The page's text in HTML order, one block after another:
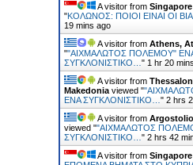
A visitor from Singapore
"ΚΟΛΩΝΟΣ: ΠΟΙΟΙ ΕΙΝΑΙ ΟΙ
19 mins ago
A visitor from Athens,
""ΑΙΧΜΑΛΩΤΟΣ ΠΟΛΕΜΟΥ"
ΣΥΓΚΛΟΝΙΣΤΙΚΟ… " 1 hr 20
A visitor from
Makedonia viewed "
ΕΝΑ ΣΥΓΚΛΟΝΙΣΤΙΚΟ… " 2 hrs
A visitor from
viewed ""ΑΙΧΜΑΛΩΤΟΣ
ΣΥΓΚΛΟΝΙΣΤΙΚΟ… " 2 hrs 42
A visitor from Singapore